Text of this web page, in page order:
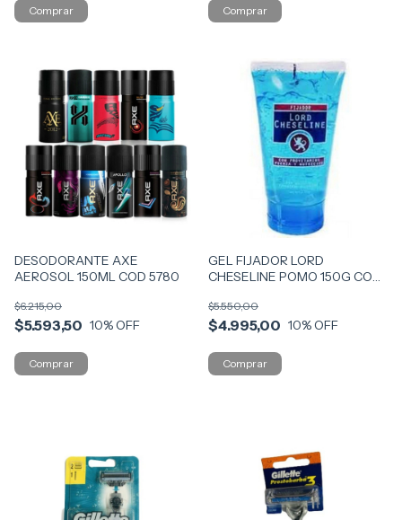
DESODORANTE AXE
AEROSOL 150ML COD 5780
$5.593,50
$6.215,00
10% OFF
GEL FIJADOR LORD
CHESELINE POMO 150G COD
$4.995,00
$5.550,00
10% OFF